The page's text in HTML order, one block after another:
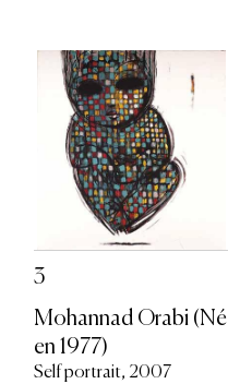
3
Mohannad Orabi (Né
en 1977)
Self portrait, 2007